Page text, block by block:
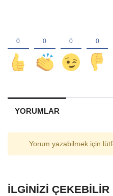
YORUMLAR
Yorum yazabilmek için
İLGINIZI ÇEKEBILIR